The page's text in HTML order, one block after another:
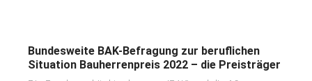
Bundesweite BAK-Befragung zur beruflichen
Situation Bauherrenpreis 2022 – die Preisträger